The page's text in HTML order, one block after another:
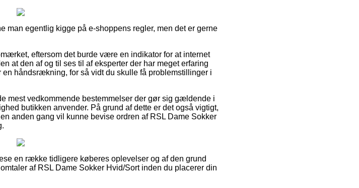
man egentlig kigge på e-shoppens regler, men det er gerne
eftersom det burde være en indikator for at internet
at den af og til ses til af eksperter der har meget erfaring
håndsrækning, for så vidt du skulle få problemstillinger i
mest vedkommende bestemmelser der gør sig gældende i
butikken anvender. På grund af dette er det også vigtigt,
anden gang vil kunne bevise ordren af RSL Dame Sokker
en række tidligere køberes oplevelser og af den grund
af RSL Dame Sokker Hvid/Sort inden du placerer din